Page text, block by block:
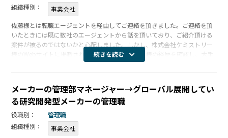
組織種別：
事業会社
佐藤様とは転職エージェントを経由してご連絡を頂きました。ご連絡を頂
いたときには既に数社のエージェントから話を頂いており、ご紹介頂ける
案件が被るのではないかと心配しました。しかし、株式会社ケミストリー
様のWebサイトに掲載されているコメントや佐藤様の経歴を確認し、大手
エージェントとは異なるサービスを受けられるのではないかと思い、話を
続きを読む
メーカーの管理部マネージャー→グローバル展開してい
る研究開発型メーカーの管理職
役職別：
管理職
組織種別：
事業会社